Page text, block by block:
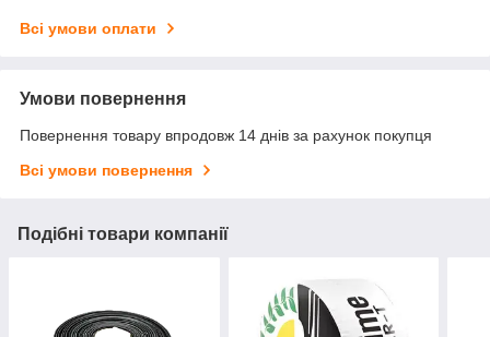
Всі умови оплати
Умови повернення
Повернення товару впродовж 14 днів за рахунок покупця
Всі умови повернення
Подібні товари компанії